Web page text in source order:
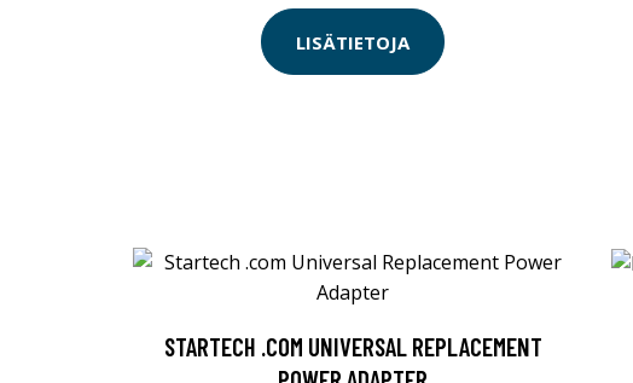
LISÄTIETOJA
STARTECH .COM UNIVERSAL REPLACEMENT